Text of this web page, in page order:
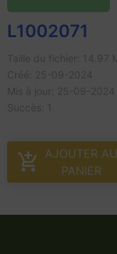
L1002071
AJOUTER AU
PANIER